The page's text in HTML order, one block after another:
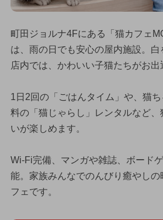
町田ジョルナ4Fにある「猫カフェ
は、雨の日でも安心の屋内施設。
店内では、かわいい子猫たちがお出
1日2回の「ごはんタイム」や、猫
料の「猫じゃらし」レンタルなど
いが楽しめます。
Wi-Fi完備、マンガや雑誌、ボード
能。家族みんなでのんびり癒やしの
フェです。